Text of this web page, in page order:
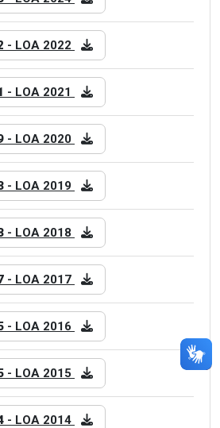
- LOA 2022
- LOA 2021
- LOA 2020
- LOA 2019
- LOA 2018
- LOA 2017
- LOA 2016
- LOA 2015
- LOA 2014